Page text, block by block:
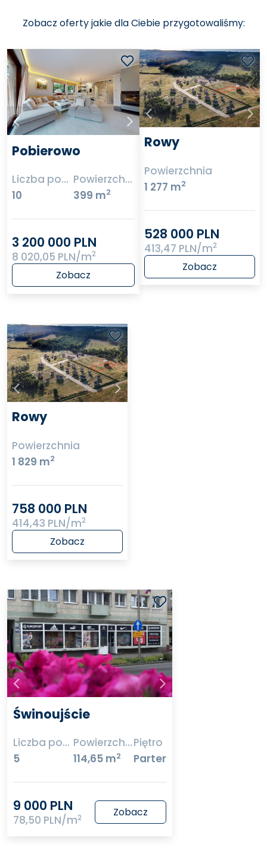
Zobacz oferty jakie dla Ciebie przygotowaliśmy:
Pobierowo
Liczba pokoi
10
Powierzchnia
399 m2
3 200 000 PLN
8 020,05 PLN/m2
Zobacz
Rowy
Powierzchnia
1 277 m2
528 000 PLN
413,47 PLN/m2
Zobacz
Rowy
Powierzchnia
1 829 m2
758 000 PLN
414,43 PLN/m2
Zobacz
Świnoujście
Liczba pokoi
5
Powierzchnia
114,65 m2
Piętro
Parter
9 000 PLN
78,50 PLN/m2 Zobacz